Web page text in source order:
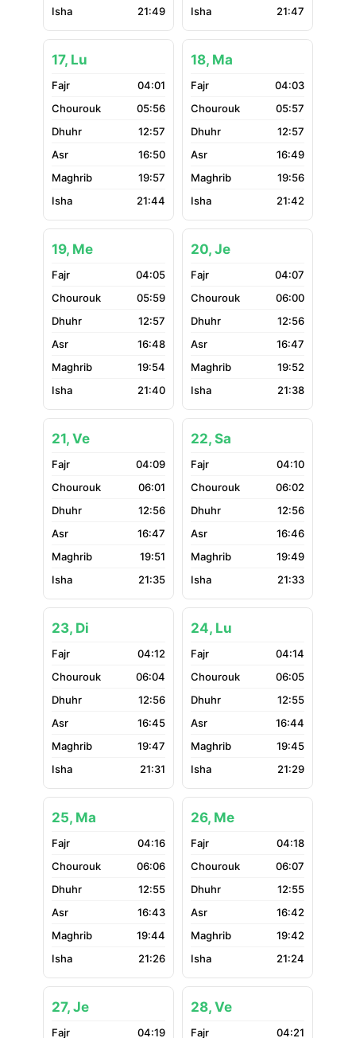
21:49 21:47
17, Lu
04:01
05:56
12:57
16:50
19:57
21:44
18, Ma
04:03
05:57
12:57
16:49
19:56
21:42
19, Me
04:05
05:59
12:57
16:48
19:54
21:40
20, Je
04:07
06:00
12:56
16:47
19:52
21:38
21, Ve
04:09
06:01
12:56
16:47
19:51
21:35
22, Sa
04:10
06:02
12:56
16:46
19:49
21:33
23, Di
04:12
06:04
12:56
16:45
19:47
21:31
24, Lu
04:14
06:05
12:55
16:44
19:45
21:29
25, Ma
04:16
06:06
12:55
16:43
19:44
21:26
26, Me
04:18
06:07
12:55
16:42
19:42
21:24
27, Je
04:19
28, Ve
04:21